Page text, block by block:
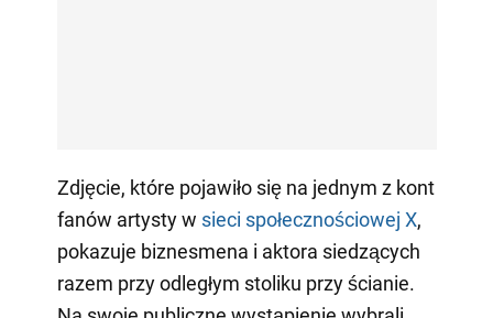
Zdjęcie, które pojawiło się na jednym z kont
fanów artysty w sieci społecznościowej X,
pokazuje biznesmena i aktora siedzących
razem przy odległym stoliku przy ścianie.